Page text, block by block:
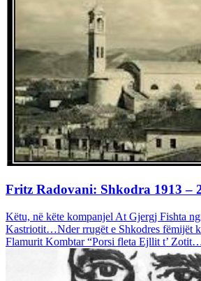
Fritz Radovani: Shkodra 1913 –
Këtu, në këte kompanjel At Gjergj Fishta
Kastriotit…Nder rrugët e Shkodres fëmijët
Flamurit Kombtar “Porsi fleta Ejllit t’